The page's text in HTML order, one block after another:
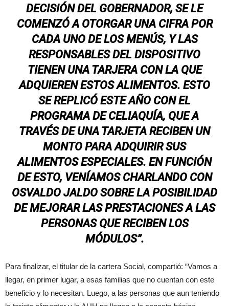
DECISIÓN DEL GOBERNADOR, SE LE
COMENZÓ A OTORGAR UNA CIFRA POR
CADA UNO DE LOS MENÚS, Y LAS
RESPONSABLES DEL DISPOSITIVO
TIENEN UNA TARJERA CON LA QUE
ADQUIEREN ESTOS ALIMENTOS. ESTO
SE REPLICÓ ESTE AÑO CON EL
PROGRAMA DE CELIAQUÍA, QUE A
TRAVÉS DE UNA TARJETA RECIBEN UN
MONTO PARA ADQUIRIR SUS
ALIMENTOS ESPECIALES. EN FUNCIÓN
DE ESTO, VENÍAMOS CHARLANDO CON
OSVALDO JALDO SOBRE LA POSIBILIDAD
DE MEJORAR LAS PRESTACIONES A LAS
PERSONAS QUE RECIBEN LOS
MÓDULOS”.
Para finalizar, el titular de la cartera Social, compartió: “Vamos a
llegar, en primer lugar, a esas familias que no cuentan con este
beneficio y lo necesitan. Luego, a las personas que aun teniendo